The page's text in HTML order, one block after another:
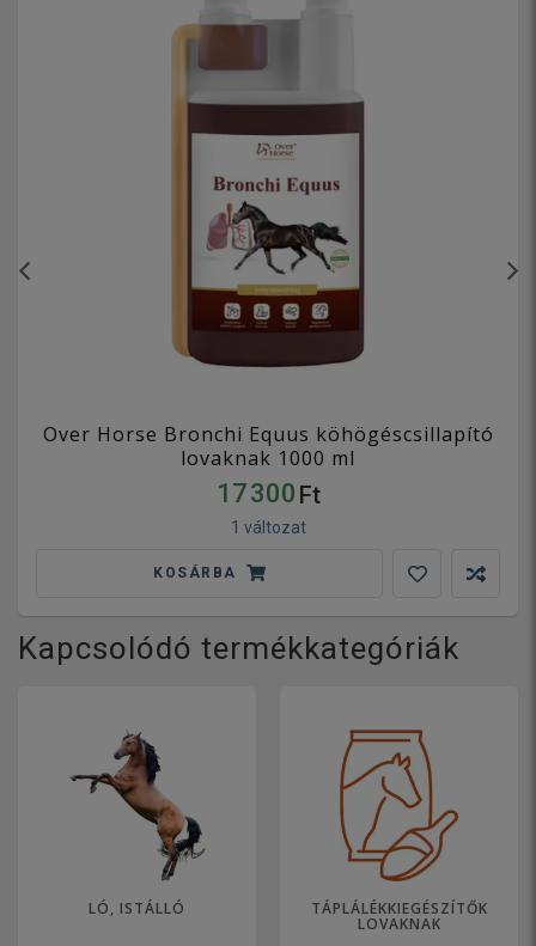
Over Horse Bronchi Equus köhögéscsillapító
lovaknak 1000 ml
17 300 Ft
1 változat
KOSÁRBA
Kapcsolódó termékkategóriák
LÓ, ISTÁLLÓ TÁPLÁLÉKKIEGÉSZÍTŐK
LOVAKNAK